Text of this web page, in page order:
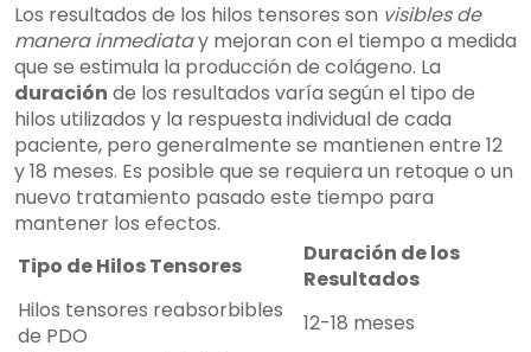
Los resultados de los hilos tensores son visibles de
manera inmediatay mejoran con el tiempo a medida
que se estimula la producción de colágeno. La
duración de los resultados varía según el tipo de
hilos utilizados y la respuesta individual de cada
paciente, pero generalmente se mantienen entre 12
y 18 meses. Es posible que se requiera un retoque o un
nuevo tratamiento pasado este tiempo para
mantener los efectos.
Tipo de Hilos Tensores
Duración de los
Resultados
Hilos tensores reabsorbibles
de PDO
12-18 meses